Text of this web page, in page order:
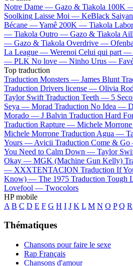
Notre Dame — Gazo & Tiakola 100K
Soolking Laisse Moi — KeBlack
Bécane —Yamê 200K — Tiakola
— Tiakola Outro — Gazo & Tiakola
— Gazo & Tiakola Overdrive —
La League — Werenoi Celui qui part —
— PLK No love — Ninho Urus —
Top traduction
Traduction Monsters — James Blunt
Traduction Drivers license — Olivia
Taylor Swift Traduction Teeth — 5
Seya — Morad Traduction No Idea —
Morado — J Balvin Traduction Hard
Traduction Rapture — Michele Morrone
Michele Morrone Traduction Agua —
Yours — Avicii Traduction Come &
You Need to Calm Down — Taylor
Okay — MGK (Machine Gun Kelly)
— XXXTENTACION Traduction If
Know) — The 1975 Traduction Tough
Lovefool — Twocolors
HP mobile
A B C D E F G H I J K L M N O P Q R
Thématiques
Chansons pour faire le sexe
Rap Français
Chansons d'amour